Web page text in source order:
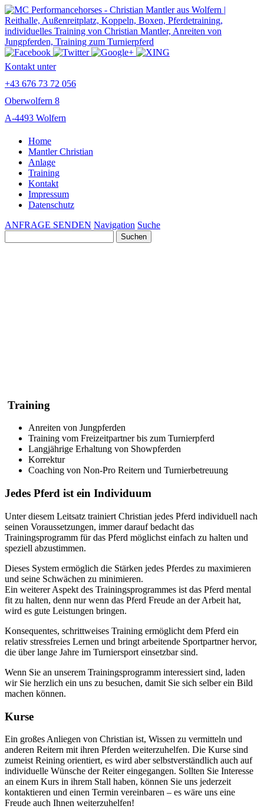
Kontakt unter
+43 676 73 72 056
Oberwolfern 8
A-4493 Wolfern
Home
Mantler Christian
Anlage
Training
Kontakt
Impressum
Datenschutz
ANFRAGE SENDEN Navigation Suche
nach:
Training
Anreiten von Jungpferden
Training vom Freizeitpartner bis zum Turnierpferd
Langjährige Erhaltung von Showpferden
Korrektur
Coaching von Non-Pro Reitern und Turnierbetreuung
Jedes Pferd ist ein Individuum
Unter diesem Leitsatz trainiert Christian jedes Pferd individuell nach
seinen Voraussetzungen, immer darauf bedacht das
Trainingsprogramm für das Pferd möglichst einfach zu halten und
speziell abzustimmen.
Dieses System ermöglich die Stärken jedes Pferdes zu maximieren
und seine Schwächen zu minimieren.
Ein weiterer Aspekt des Trainingsprogrammes ist das Pferd mental
fit zu halten, denn nur wenn das Pferd Freude an der Arbeit hat,
wird es gute Leistungen bringen.
Konsequentes, schrittweises Training ermöglicht dem Pferd ein
relativ stressfreies Lernen und bringt arbeitende Sportpartner hervor,
die über lange Jahre im Turniersport einsetzbar sind.
Wenn Sie an unserem Trainingsprogramm interessiert sind, laden
wir Sie herzlich ein uns zu besuchen, damit Sie sich selber ein Bild
machen können.
Kurse
Ein großes Anliegen von Christian ist, Wissen zu vermitteln und
anderen Reitern mit ihren Pferden weiterzuhelfen. Die Kurse sind
zumeist Reining orientiert, es wird aber selbstverständlich auch auf
individuelle Wünsche der Reiter eingegangen. Sollten Sie Interesse
an einem Kurs in ihrem Stall haben, können Sie uns jederzeit
kontaktieren und einen Termin vereinbaren – es wäre uns eine
Freude auch Ihnen weiterzuhelfen!